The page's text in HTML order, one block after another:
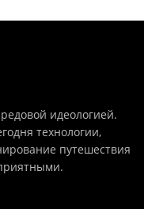
идеологией.
технологии,
путешествия